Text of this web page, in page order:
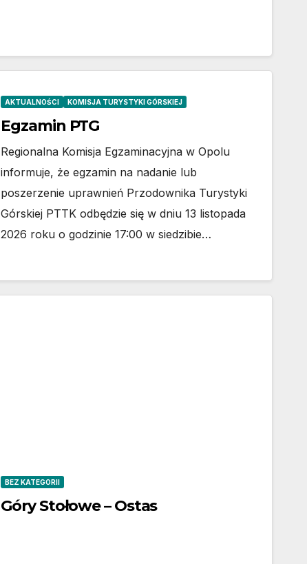
AKTUALNOŚCI KOMISJA TURYSTYKI GÓRSKIEJ
Egzamin PTG
Regionalna Komisja Egzaminacyjna w Opolu
informuje, że egzamin na nadanie lub
poszerzenie uprawnień Przodownika Turystyki
Górskiej PTTK odbędzie się w dniu 13 listopada
2026 roku o godzinie 17:00 w siedzibie…
BEZ KATEGORII
Góry Stołowe – Ostas